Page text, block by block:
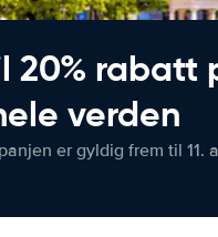
20% rabatt
verden
er gyldig frem til 11.